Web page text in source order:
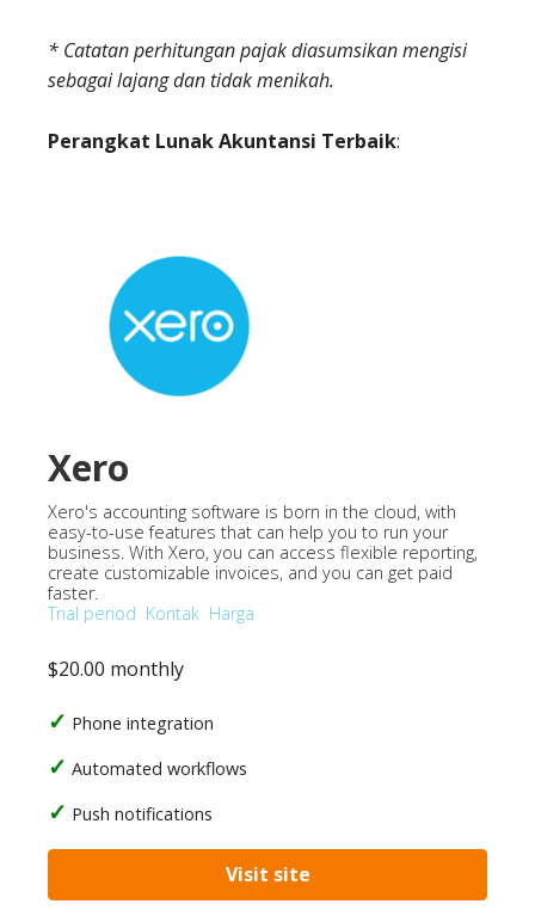
* Catatan perhitungan pajak diasumsikan mengisi
sebagai lajang dan tidak menikah.
Perangkat Lunak Akuntansi Terbaik:
Xero
Xero's accounting software is born in the cloud, with
easy-to-use features that can help you to run your
business. With Xero, you can access flexible reporting,
create customizable invoices, and you can get paid
faster.
Trial period Kontak Harga
$20.00 monthly
Phone integration
Automated workflows
Push notifications
Visit site